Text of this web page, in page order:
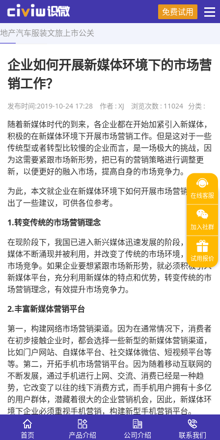
免费试用
地产汽车服装文旅 上市公关
首页 > 营销技巧 > 正文
企业如何开展新媒体环境下的市场营
销工作？
发布时间:2019-10-24 17:28 作者 : XJ 浏览次数 : 11024 分类 :
随着新媒体时代的到来，各企业都在开始加紧引入新媒体，
积极的在新媒体环境下开展市场营销工作。但是这对于一些
传统型或者转型比较慢的企业而言，是一场极大的挑战，因
为这需要紧跟市场新形势，把已有的营销策略进行调整更
新，以便更好的融入市场，提高自身的市场竞争力。
为此，本文就企业在新媒体环境下如何开展市场营销工作提
出了一些建议，可供各位参考。
1.转变传统的市场营销理念
在现阶段下，我国已进入新兴媒体迅速发展的阶段，各类新
媒体不断涌现并被利用，并改变了传统的市场环境，强化了
市场竞争。如果企业要想紧跟市场新形势，就必须积极引入
新媒体平台，充分利用新媒体的特点和优势，转变传统的市
场营销理念，有效提升市场竞争力。
2.丰富新媒体营销平台
第一，构建网络市场营销渠道。因为在通常情况下，消费者
在初步接触企业时，都会选择一些新型的新媒体营销渠道，
比如门户网站、自媒体平台、社交媒体微信、短视频平台等
等。第二，开拓手机市场营销平台。因为随着移动互联网的
不断发展，通过手机进行上网、交流、消费已经是一种趋
势，它改变了以往的线下消费方式，而手机用户拥有十多亿
的用户群体，潜藏着很大的企业营销机会，因此，新媒体环
境下企业必须重视手机营销，构建新型手机营销平台。
3.优化整合营销渠道，降低营销成本
首页 产品介绍 公司介绍 联系我们